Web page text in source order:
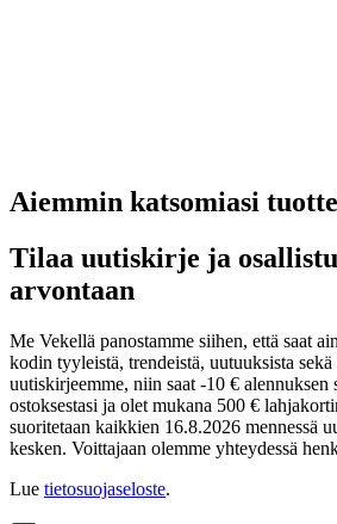
Aiemmin katsomiasi
Tilaa uutiskirje ja
arvontaan
Me Vekellä panostamme siihen, että saat
kodin tyyleistä, trendeistä, uutuuksista
uutiskirjeemme, niin saat -10 € alennuksen
ostoksestasi ja olet mukana 500 €
suoritetaan kaikkien 16.8.2026 mennessä
kesken. Voittajaan olemme yhteydessä
Lue tietosuojaseloste.